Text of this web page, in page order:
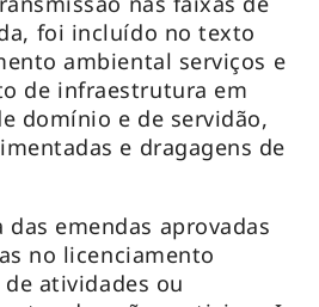
foi incluído no texto
ambiental serviços e
de infraestrutura em
domínio e de servidão,
e dragagens de
emendas aprovadas
no licenciamento
atividades ou